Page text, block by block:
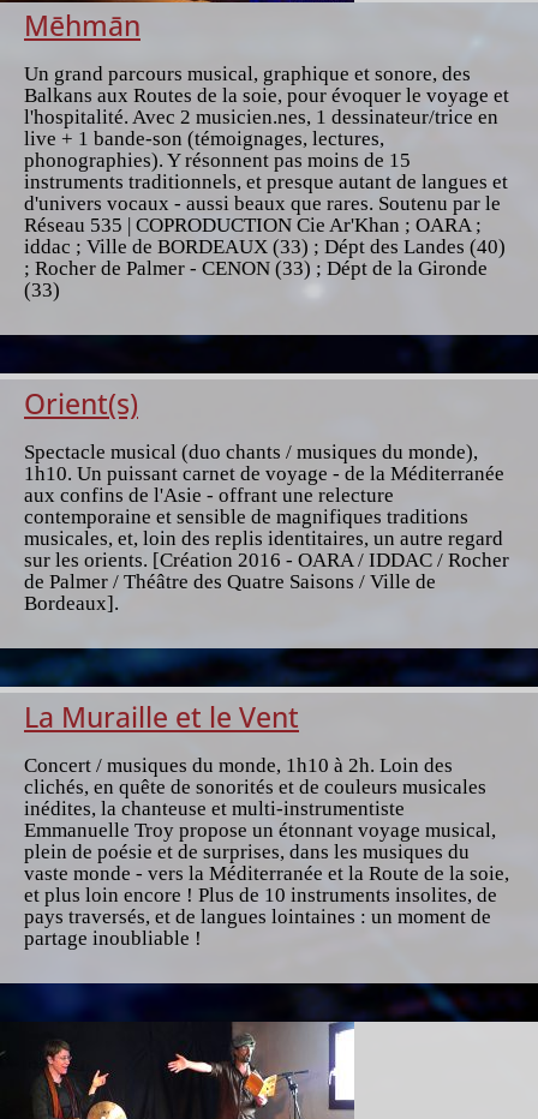
Mēhmān
Un grand parcours musical, graphique et sonore, des
Balkans aux Routes de la soie, pour évoquer le voyage et
l'hospitalité. Avec 2 musicien.nes, 1 dessinateur/trice en
live + 1 bande-son (témoignages, lectures,
phonographies). Y résonnent pas moins de 15
instruments traditionnels, et presque autant de langues et
d'univers vocaux - aussi beaux que rares. Soutenu par le
Réseau 535 | COPRODUCTION Cie Ar'Khan ; OARA ;
iddac ; Ville de BORDEAUX (33) ; Dépt des Landes (40)
; Rocher de Palmer - CENON (33) ; Dépt de la Gironde
(33)
Orient(s)
Spectacle musical (duo chants / musiques du monde),
1h10. Un puissant carnet de voyage - de la Méditerranée
aux confins de l'Asie - offrant une relecture
contemporaine et sensible de magnifiques traditions
musicales, et, loin des replis identitaires, un autre regard
sur les orients. [Création 2016 - OARA / IDDAC / Rocher
de Palmer / Théâtre des Quatre Saisons / Ville de
Bordeaux].
La Muraille et le Vent
Concert / musiques du monde, 1h10 à 2h. Loin des
clichés, en quête de sonorités et de couleurs musicales
inédites, la chanteuse et multi-instrumentiste
Emmanuelle Troy propose un étonnant voyage musical,
plein de poésie et de surprises, dans les musiques du
vaste monde - vers la Méditerranée et la Route de la soie,
et plus loin encore ! Plus de 10 instruments insolites, de
pays traversés, et de langues lointaines : un moment de
partage inoubliable !